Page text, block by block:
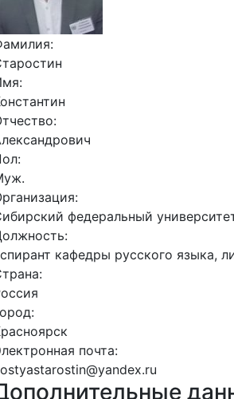
федеральный
кафедры русского языка,
почта: